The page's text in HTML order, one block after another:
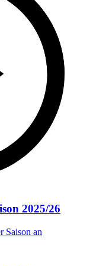
2025/26
Saison an